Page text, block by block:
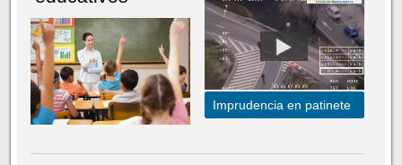
Imprudencia en patinete